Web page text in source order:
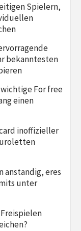
Spielern,
bekanntesten
For free
einen
inoffizieller
anstandig, eres
unter